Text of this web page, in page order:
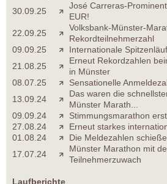
30.09.25
José Carreras-
EUR!
22.09.25
Volksbank-Münster-
Rekordteilnehmerzahl
09.09.25
Internationale
21.08.25
Erneut Rekordzahlen
in Münster
08.07.25
Sensationelle
13.09.24
Das waren die
Münster Marath...
09.09.24
Stimmungsmarathon
27.08.24
Erneut starkes
01.08.24
Die Meldezahlen
17.07.24
Münster Marathon mit
Teilnehmerzuwach
Laufberichte